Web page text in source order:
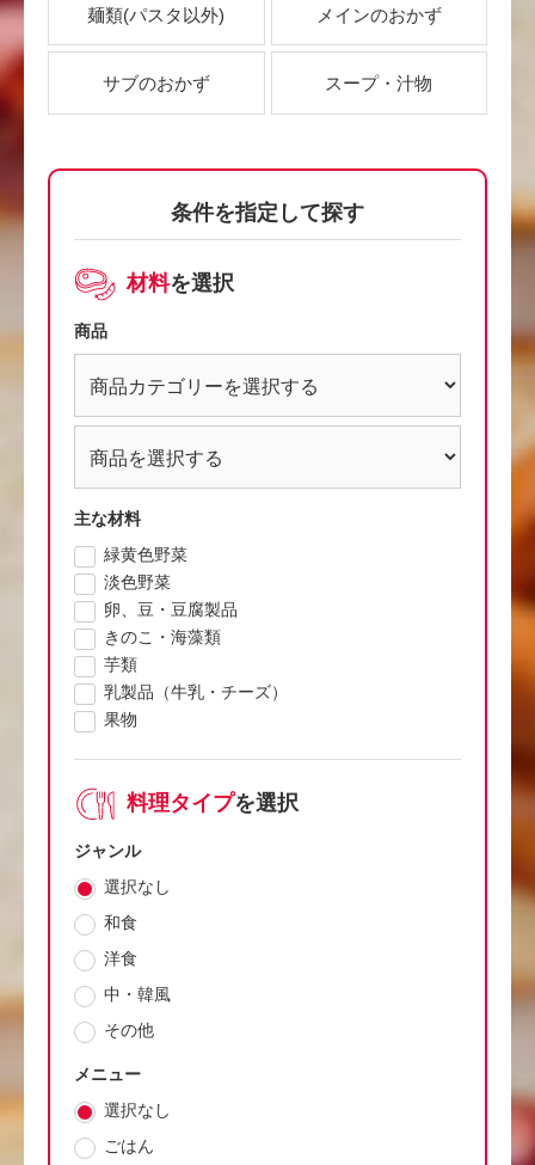
麺類(パスタ以外) メインのおかず
サブのおかず スープ・汁物
条件を指定して探す
材料を選択
商品
主な材料
緑黄色野菜
淡色野菜
卵、豆・豆腐製品
きのこ・海藻類
芋類
乳製品（牛乳・チーズ）
果物
料理タイプを選択
ジャンル
選択なし
和食
洋食
中・韓風
その他
メニュー
選択なし
ごはん